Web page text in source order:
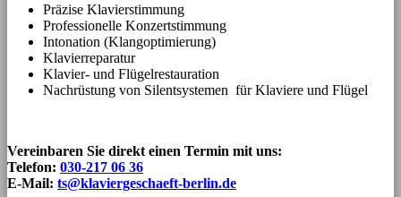
Präzise Klavierstimmung
Professionelle Konzertstimmung
Intonation (Klangoptimierung)
Klavierreparatur
Klavier- und Flügelrestauration
Nachrüstung von Silentsystemen für Klaviere und Flügel
Vereinbaren Sie direkt einen Termin mit uns:
Telefon: 030-217 06 36
E-Mail: ts@klaviergeschaeft-berlin.de